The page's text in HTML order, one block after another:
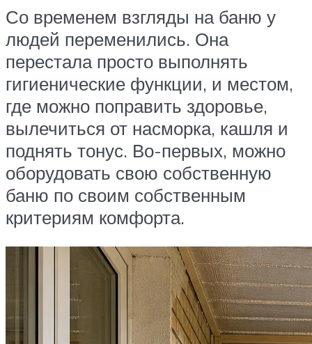
Со временем взгляды на баню у
людей переменились. Она
перестала просто выполнять
гигиенические функции, и местом,
где можно поправить здоровье,
вылечиться от насморка, кашля и
поднять тонус. Во-первых, можно
оборудовать свою собственную
баню по своим собственным
критериям комфорта.